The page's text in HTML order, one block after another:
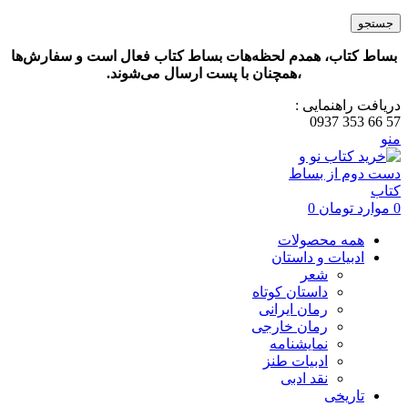
جستجو
بساط کتاب، همدم لحظه‌هات بساط کتاب فعال است و سفارش‌ها
،همچنان با پست ارسال می‌شوند.
دریافت راهنمایی :
57 66 353 0937
منو
0 موارد تومان
همه محصولات
ادبیات و داستان
شعر
داستان کوتاه
رمان ایرانی
رمان خارجی
نمایشنامه
ادبیات طنز
نقد ادبی
تاریخی